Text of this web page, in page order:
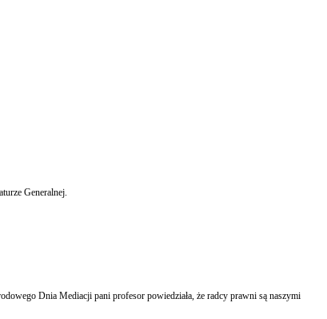
Generalnej.
Dnia Mediacji pani profesor powiedziała, że radcy prawni są naszymi